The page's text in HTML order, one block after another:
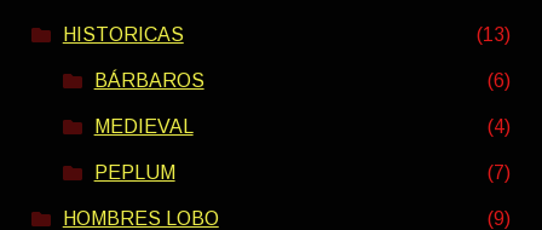
HISTORICAS (13)
BÁRBAROS (6)
MEDIEVAL (4)
PEPLUM (7)
HOMBRES LOBO (9)